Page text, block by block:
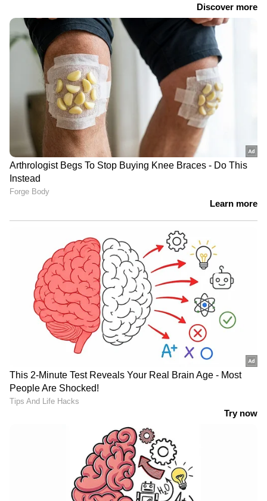
JPSC, JSSC പരീക്ഷകളിൽ
ആക്ഷേപം; ജാർഖണ്ഡിൽ
വിദ്യാർത്ഥി പ്രക്ഷോഭം